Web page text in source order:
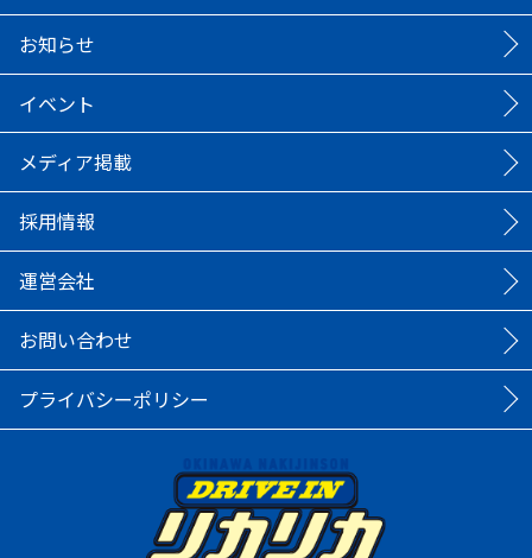
お知らせ
イベント
メディア掲載
採用情報
運営会社
お問い合わせ
プライバシーポリシー